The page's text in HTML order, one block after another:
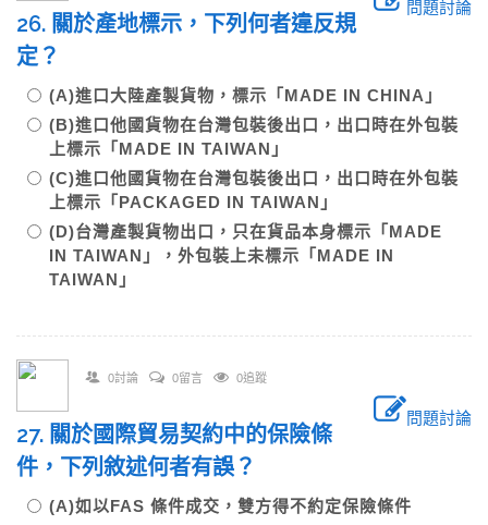
問題討論
26. 關於產地標示，下列何者違反規
定？
(A)進口大陸產製貨物，標示「MADE IN CHINA」
(B)進口他國貨物在台灣包裝後出口，出口時在外包裝
上標示「MADE IN TAIWAN」
(C)進口他國貨物在台灣包裝後出口，出口時在外包裝
上標示「PACKAGED IN TAIWAN」
(D)台灣產製貨物出口，只在貨品本身標示「MADE
IN TAIWAN」，外包裝上未標示「MADE IN
TAIWAN」
0討論 0留言 0追蹤
問題討論
27. 關於國際貿易契約中的保險條
件，下列敘述何者有誤？
(A)如以FAS 條件成交，雙方得不約定保險條件